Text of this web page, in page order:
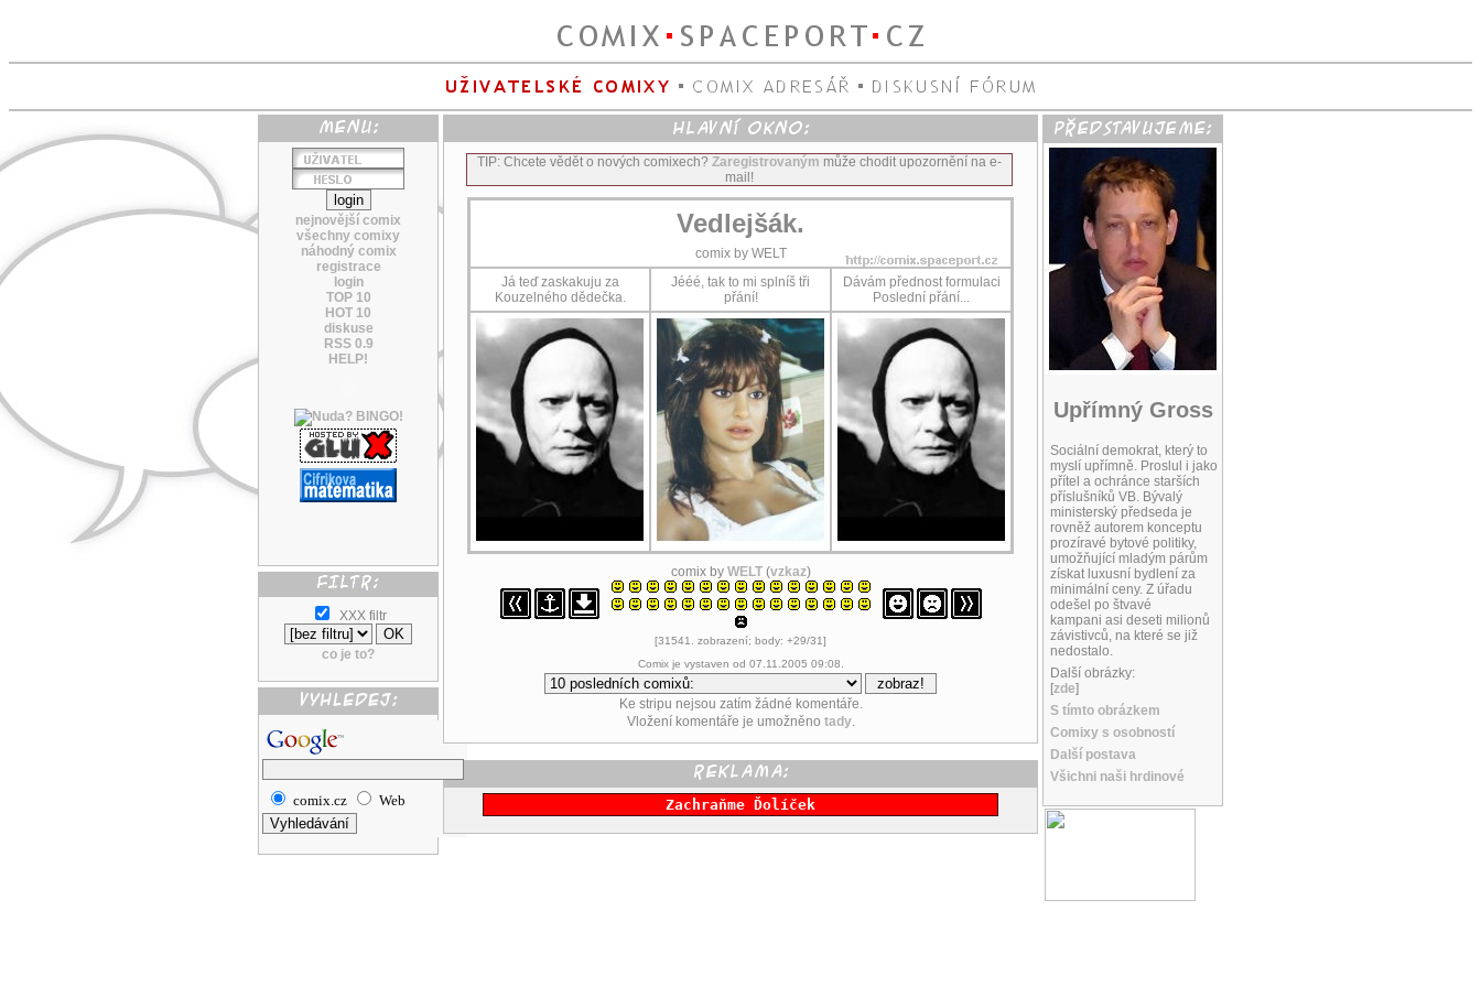
nejnovější comix
všechny comixy
náhodný comix
registrace
login
TOP 10
HOT 10
diskuse
RSS 0.9
HELP!
XXX filtr
co je to?
comix.cz Web
TIP: Chcete vědět o nových comixech? Zaregistrovaným může chodit upozornění na e-
mail!
Vedlejšák.
comix by WELT
Já teď zaskakuju za
Kouzelného dědečka.
Jééé, tak to mi splníš tři
přání!
Dávám přednost formulaci
Poslední přání...
comix by WELT(vzkaz)
[31541. zobrazení; body: +29/31]
Comix je vystaven od 07.11.2005 09:08.
Ke stripu nejsou zatím žádné komentáře.
Vložení komentáře je umožněno tady.
Zachraňme Ďolíček
Upřímný Gross
Sociální demokrat, který to
myslí upřímně. Proslul i jako
přítel a ochránce starších
příslušníků VB. Bývalý
ministerský předseda je
rovněž autorem konceptu
prozíravé bytové politiky,
umožňující mladým párům
získat luxusní bydlení za
minimální ceny. Z úřadu
odešel po štvavé
kampani asi deseti milionů
závistivců, na které se již
nedostalo.
Další obrázky:
[zde]
S tímto obrázkem
Comixy s osobností
Další postava
Všichni naši hrdinové